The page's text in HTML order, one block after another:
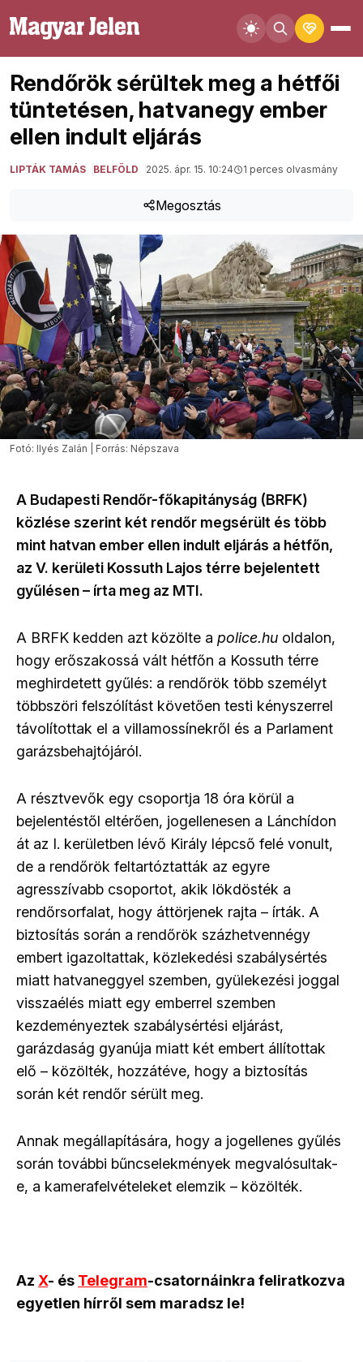
Rendőrök sérültek meg a hétfői
tüntetésen, hatvanegy ember
ellen indult eljárás
LIPTÁK TAMÁS BELFÖLD 2025. ápr. 15. 10:24 1 perces olvasmány
Megosztás
Fotó: Ilyés Zalán | Forrás: Népszava
A Budapesti Rendőr-főkapitányság (BRFK)
közlése szerint két rendőr megsérült és több
mint hatvan ember ellen indult eljárás a hétfőn,
az V. kerületi Kossuth Lajos térre bejelentett
gyűlésen – írta meg az MTI.
A BRFK kedden azt közölte a police.hu oldalon,
hogy erőszakossá vált hétfőn a Kossuth térre
meghirdetett gyűlés: a rendőrök több személyt
többszöri felszólítást követően testi kényszerrel
távolítottak el a villamossínekről és a Parlament
garázsbehajtójáról.
A résztvevők egy csoportja 18 óra körül a
bejelentéstől eltérően, jogellenesen a Lánchídon
át az I. kerületben lévő Király lépcső felé vonult,
de a rendőrök feltartóztatták az egyre
agresszívabb csoportot, akik lökdösték a
rendőrsorfalat, hogy áttörjenek rajta – írták. A
biztosítás során a rendőrök százhetvennégy
embert igazoltattak, közlekedési szabálysértés
miatt hatvaneggyel szemben, gyülekezési joggal
visszaélés miatt egy emberrel szemben
kezdeményeztek szabálysértési eljárást,
garázdaság gyanúja miatt két embert állítottak
elő – közölték, hozzátéve, hogy a biztosítás
során két rendőr sérült meg.
Annak megállapítására, hogy a jogellenes gyűlés
során további bűncselekmények megvalósultak-
e, a kamerafelvételeket elemzik – közölték.
Az X- és Telegram-csatornáinkra feliratkozva
egyetlen hírről sem maradsz le!